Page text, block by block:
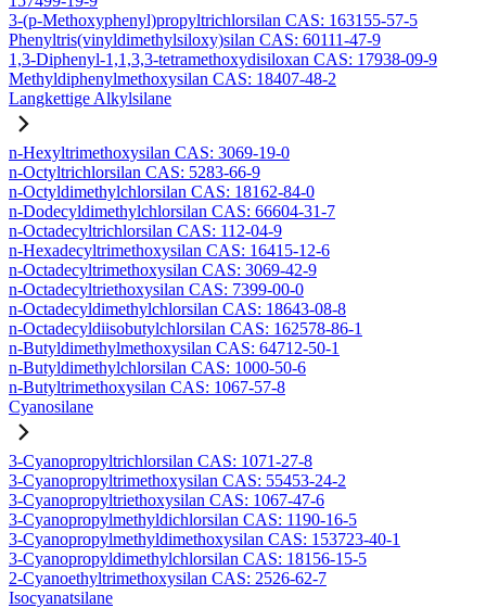
3-(p-Methoxyphenyl)propyltrichlorsilan CAS: 163155-57-5
Phenyltris(vinyldimethylsiloxy)silan CAS: 60111-47-9
1,3-Diphenyl-1,1,3,3-tetramethoxydisiloxan CAS: 17938-09-9
Methyldiphenylmethoxysilan CAS: 18407-48-2
Langkettige Alkylsilane
n-Hexyltrimethoxysilan CAS: 3069-19-0
n-Octyltrichlorsilan CAS: 5283-66-9
n-Octyldimethylchlorsilan CAS: 18162-84-0
n-Dodecyldimethylchlorsilan CAS: 66604-31-7
n-Octadecyltrichlorsilan CAS: 112-04-9
n-Hexadecyltrimethoxysilan CAS: 16415-12-6
n-Octadecyltrimethoxysilan CAS: 3069-42-9
n-Octadecyltriethoxysilan CAS: 7399-00-0
n-Octadecyldimethylchlorsilan CAS: 18643-08-8
n-Octadecyldiisobutylchlorsilan CAS: 162578-86-1
n-Butyldimethylmethoxysilan CAS: 64712-50-1
n-Butyldimethylchlorsilan CAS: 1000-50-6
n-Butyltrimethoxysilan CAS: 1067-57-8
Cyanosilane
3-Cyanopropyltrichlorsilan CAS: 1071-27-8
3-Cyanopropyltrimethoxysilan CAS: 55453-24-2
3-Cyanopropyltriethoxysilan CAS: 1067-47-6
3-Cyanopropylmethyldichlorsilan CAS: 1190-16-5
3-Cyanopropylmethyldimethoxysilan CAS: 153723-40-1
3-Cyanopropyldimethylchlorsilan CAS: 18156-15-5
2-Cyanoethyltrimethoxysilan CAS: 2526-62-7
Isocyanatsilane